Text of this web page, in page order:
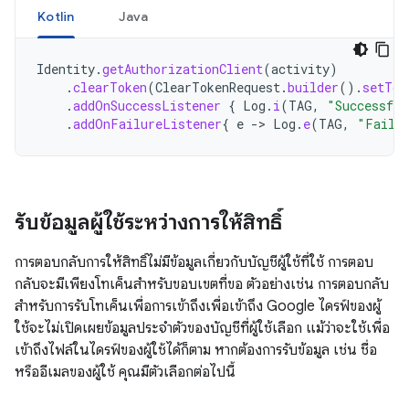
Kotlin Java
Identity.getAuthorizationClient(activity)
.clearToken(ClearTokenRequest.builder().
.addOnSuccessListener { Log . i(TAG,
.addOnFailureListener{ e -> Log . e(TAG,
รับข้อมูลผู้ใช้ระหว่างการให้สิทธิ์
การตอบกลับการให้สิทธิ์ไม่มีข้อมูลเกี่ยวกับบัญชีผู้ใช้ที่ใช้ การตอบ
กลับจะมีเพียงโทเค็นสำหรับขอบเขตที่ขอ ตัวอย่างเช่น การตอบกลับ
สำหรับการรับโทเค็นเพื่อการเข้าถึงเพื่อเข้าถึง Google ไดรฟ์ของผู้
ใช้จะไม่เปิดเผยข้อมูลประจำตัวของบัญชีที่ผู้ใช้เลือก แม้ว่าจะใช้เพื่อ
เข้าถึงไฟล์ในไดรฟ์ของผู้ใช้ได้ก็ตาม หากต้องการรับข้อมูล เช่น ชื่อ
หรืออีเมลของผู้ใช้ คุณมีตัวเลือกต่อไปนี้